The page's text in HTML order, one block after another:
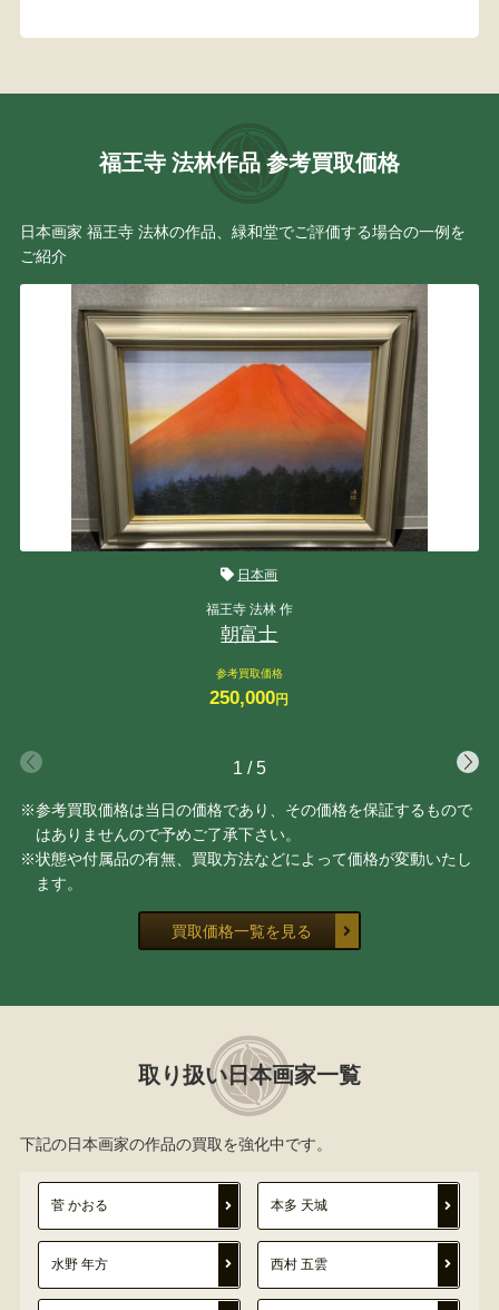
福王寺 法林作品 参考買取価格
日本画家 福王寺 法林の作品、緑和堂でご評価する場合の一例を
ご紹介
日本画
福王寺 法林 作
朝富士
参考買取価格
250,000円
1 /5
※参考買取価格は当日の価格であり、その価格を保証するもので
はありませんので予めご了承下さい。
※状態や付属品の有無、買取方法などによって価格が変動いたし
ます。
買取価格一覧を見る
取り扱い日本画家一覧
下記の日本画家の作品の買取を強化中です。
菅 かおる 本多 天城
水野 年方 西村 五雲